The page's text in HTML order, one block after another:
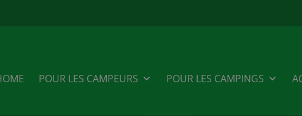
POUR LES CAMPEURS POUR LES CAMPINGS